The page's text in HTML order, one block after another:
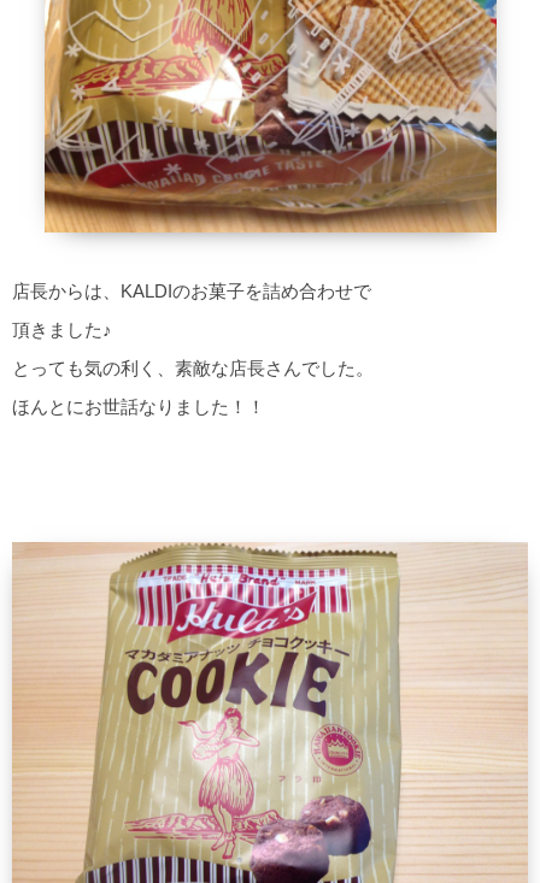
店長からは、KALDIのお菓子を詰め合わせで
頂きました♪
とっても気の利く、素敵な店長さんでした。
ほんとにお世話なりました！！